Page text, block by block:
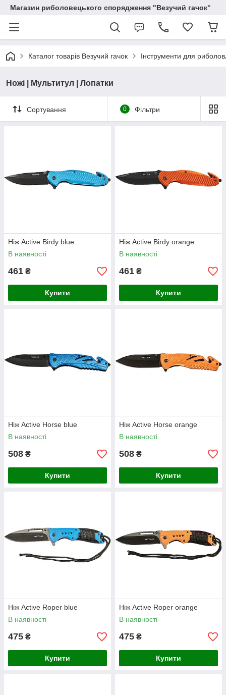
Магазин риболовецького спорядження "Везучий гачок"
Каталог товарів Везучий гачок Інструменти для
Ножі | Мультитул | Лопатки
Сортування 0 Фільтри
Ніж Active Birdy blue
В наявності
461 ₴
Купити
Ніж Active Birdy orange
В наявності
461 ₴
Купити
Ніж Active Horse blue
В наявності
508 ₴
Купити
Ніж Active Horse orange
В наявності
508 ₴
Купити
Ніж Active Roper blue
В наявності
475 ₴
Купити
Ніж Active Roper orange
В наявності
475 ₴
Купити